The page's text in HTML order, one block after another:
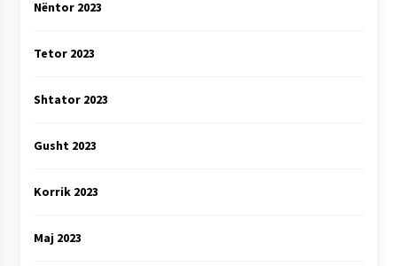
Nëntor 2023
Tetor 2023
Shtator 2023
Gusht 2023
Korrik 2023
Maj 2023